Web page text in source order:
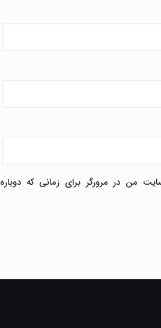
من در مرورگر برای زمانی که دوباره